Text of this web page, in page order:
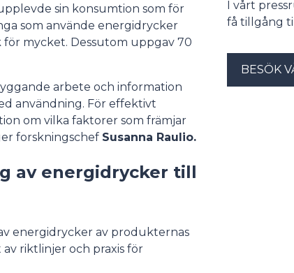
sin konsumtion som för
som använde energidrycker
mycket. Dessutom uppgav 70
arbete och information
användning. För effektivt
om vilka faktorer som främjar
forskningschef Susanna Raulio.
av energidrycker till
energidrycker av produkternas
riktlinjer och praxis för
säger Suvi
frukost
än tidigare
årskurs 4
och 9 i
I vårt
få tillgång
BESÖK